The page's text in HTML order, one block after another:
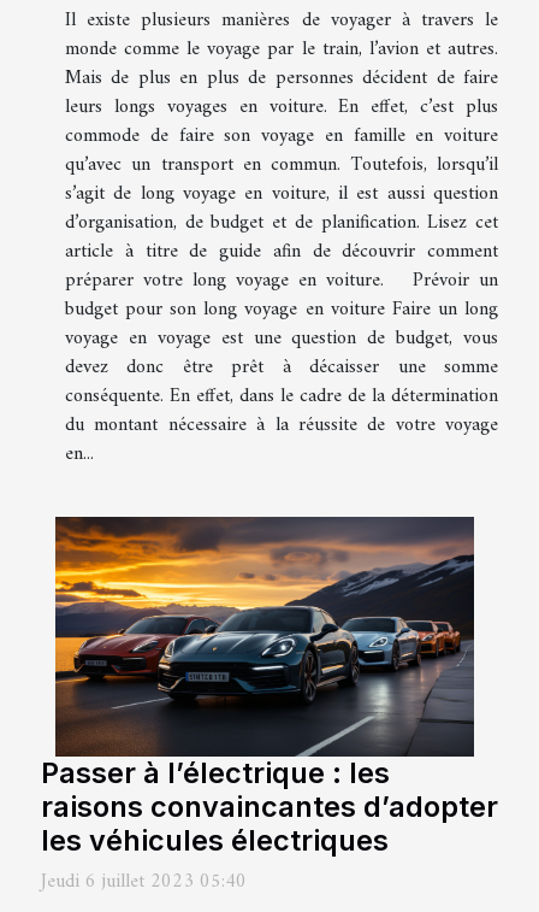
Il existe plusieurs manières de voyager à travers le
monde comme le voyage par le train, l’avion et autres.
Mais de plus en plus de personnes décident de faire
leurs longs voyages en voiture. En effet, c’est plus
commode de faire son voyage en famille en voiture
qu’avec un transport en commun. Toutefois, lorsqu’il
s’agit de long voyage en voiture, il est aussi question
d’organisation, de budget et de planification. Lisez cet
article à titre de guide afin de découvrir comment
préparer votre long voyage en voiture. Prévoir un
budget pour son long voyage en voiture Faire un long
voyage en voyage est une question de budget, vous
devez donc être prêt à décaisser une somme
conséquente. En effet, dans le cadre de la détermination
du montant nécessaire à la réussite de votre voyage
en...
Passer à l’électrique : les
raisons convaincantes d’adopter
les véhicules électriques
Jeudi 6 juillet 2023 05:40